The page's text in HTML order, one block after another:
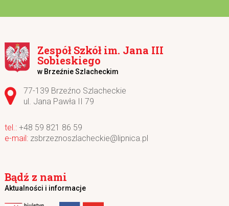
Zespół Szkół im. Jana III
Sobieskiego
w Brzeźnie Szlacheckim
Adres pocztowy:
77-139 Brzeźno Szlacheckie
ul. Jana Pawła II 79
+48 59 821 86 59
zsbrzeznoszlacheckie@lipnica.pl
Bądź z nami
Aktualności i informacje